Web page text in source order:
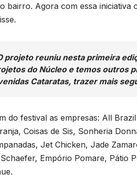
bairro. Agora com essa iniciativa
projeto reuniu nesta primeira
do Núcleo e temos outros
Cataratas, trazer mais
do festival as empresas: All
Coisas de Sis, Sonheria
Jet Chicken, Jade
Empório Pomare, Pátio